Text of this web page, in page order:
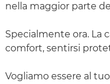
nella maggior parte
Specialmente ora. La
comfort, sentirsi
Vogliamo essere al